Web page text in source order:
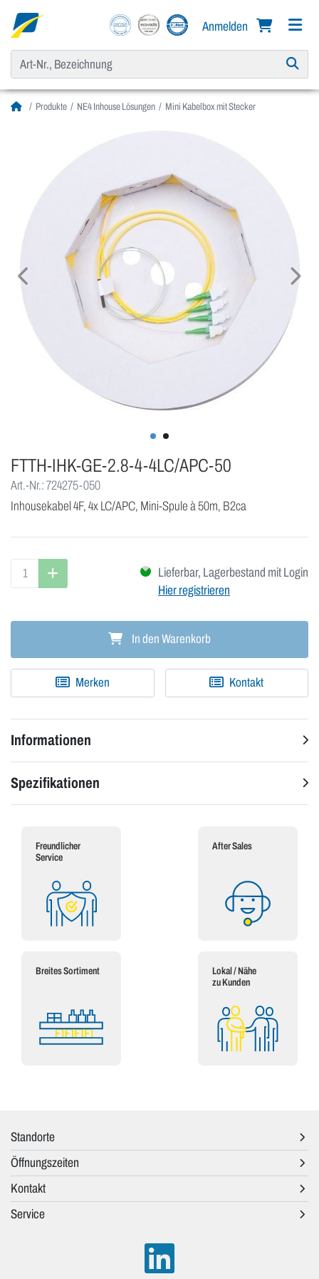
Anmelden
Produkte NE4 Inhouse Lösungen Mini Kabelbox mit Stecker
FTTH-IHK-GE-2.8-4-4LC/APC-50
Art.-Nr.: 724275-050
Inhousekabel 4F, 4x LC/APC, Mini-Spule à 50m, B2ca
Lieferbar, Lagerbestand mit Login
Hier registrieren
In den Warenkorb
Merken Kontakt
Informationen
Spezifikationen
Freundlicher
Service
After Sales
Breites Sortiment
Lokal / Nähe
zu Kunden
Standorte
Öffnungszeiten
Kontakt
Service